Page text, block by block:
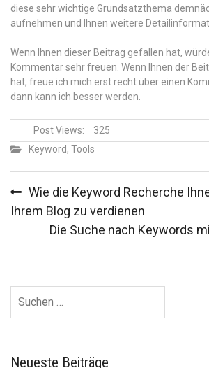
diese sehr wichtige Grundsatzthema
aufnehmen und Ihnen weitere
Wenn Ihnen dieser Beitrag gefallen hat,
Kommentar sehr freuen. Wenn Ihnen der
hat, freue ich mich erst recht über einen
dann kann ich besser werden.
Post Views:
325
Keyword, Tools
Wie die Keyword Recherche
Ihrem Blog zu verdienen
Die Suche nach Keywords
nach:
Neueste Beiträge